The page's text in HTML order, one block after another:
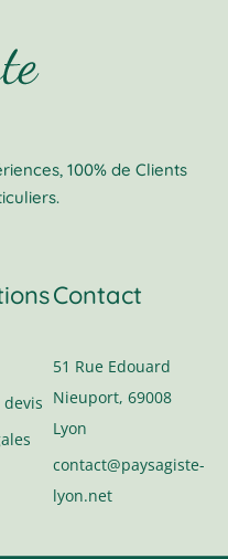
100% de Clients
Contact
51 Rue Edouard
Nieuport, 69008
Lyon
contact@paysagiste-
lyon.net